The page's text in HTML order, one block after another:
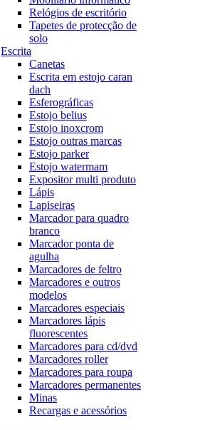
Relógios de escritório
Tapetes de protecção de
solo
Escrita
Canetas
Escrita em estojo caran
dach
Esferográficas
Estojo belius
Estojo inoxcrom
Estojo outras marcas
Estojo parker
Estojo watermam
Expositor multi produto
Lápis
Lapiseiras
Marcador para quadro
branco
Marcador ponta de
agulha
Marcadores de feltro
Marcadores e outros
modelos
Marcadores especiais
Marcadores lápis
fluorescentes
Marcadores para cd/dvd
Marcadores roller
Marcadores para roupa
Marcadores permanentes
Minas
Recargas e acessórios